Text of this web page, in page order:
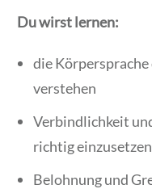
Du wirst lernen:
die Körpersprache
verstehen
Verbindlichkeit
richtig einzusetzen
Belohnung und